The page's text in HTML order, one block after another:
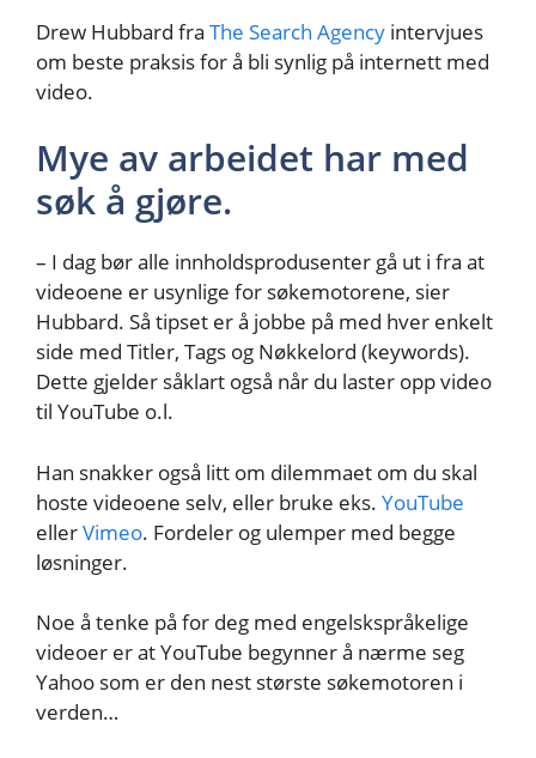
Drew Hubbard fra The Search Agency intervjues
om beste praksis for å bli synlig på internett med
video.
Mye av arbeidet har med
søk å gjøre.
– I dag bør alle innholdsprodusenter gå ut i fra at
videoene er usynlige for søkemotorene, sier
Hubbard. Så tipset er å jobbe på med hver enkelt
side med Titler, Tags og Nøkkelord (keywords).
Dette gjelder såklart også når du laster opp video
til YouTube o.l.
Han snakker også litt om dilemmaet om du skal
hoste videoene selv, eller bruke eks. YouTube
ellerVimeo. Fordeler og ulemper med begge
løsninger.
Noe å tenke på for deg med engelskspråkelige
videoer er at YouTube begynner å nærme seg
Yahoo som er den nest største søkemotoren i
verden…